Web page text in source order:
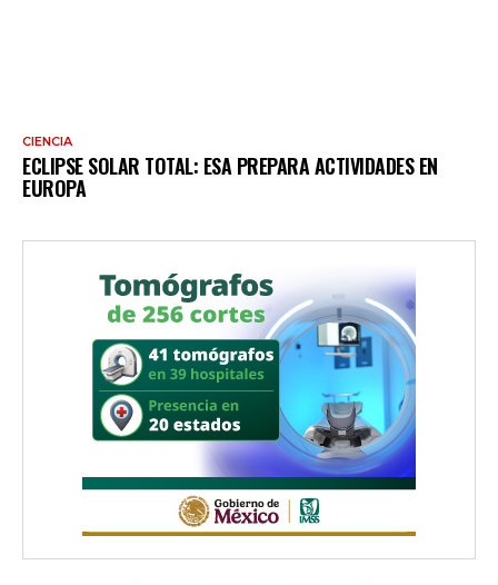
CIENCIA
ECLIPSE SOLAR TOTAL: ESA PREPARA ACTIVIDADES EN
EUROPA